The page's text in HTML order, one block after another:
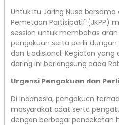
Untuk itu Jaring Nusa bersama
Pemetaan Partisipatif (JKPP)
session untuk membahas
pengakuan serta
dan tradisional. Kegiatan yang
daring ini berlangsung pada
Urgensi Pengakuan dan
Di Indonesia, pengakuan
masyarakat adat serta
dengan berbagai pendekatan